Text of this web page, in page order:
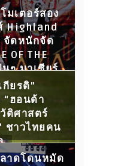
มเตอร์สอง
Highland
จัดหนักจัด
OF THE
นๆ มาเชียร์
มพลาด!
ยรติ”
ฮอนด้า
ติศาสตร์
ชาวไทยคน
าดโดนหมัด